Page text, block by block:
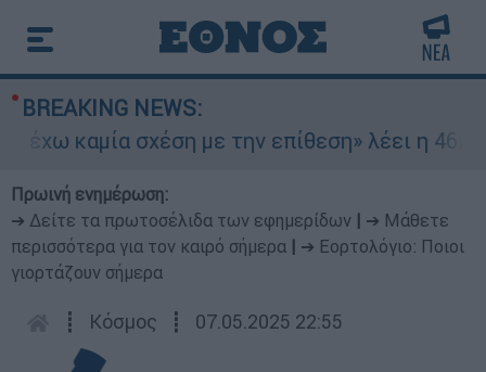
BREAKING NEWS:
καμία σχέση με την επίθεση» λέει η 46χρονη
Πρωινή ενημέρωση:
➔ Δείτε τα πρωτοσέλιδα των εφημερίδων
➔ Μάθετε
περισσότερα για τον καιρό σήμερα
➔ Εορτολόγιο: Ποιοι
γιορτάζουν σήμερα
┋ Κόσμος ┋ 07.05.2025 22:55